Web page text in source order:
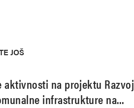
JOŠ
aktivnosti na projektu Razvoj
infrastrukture na